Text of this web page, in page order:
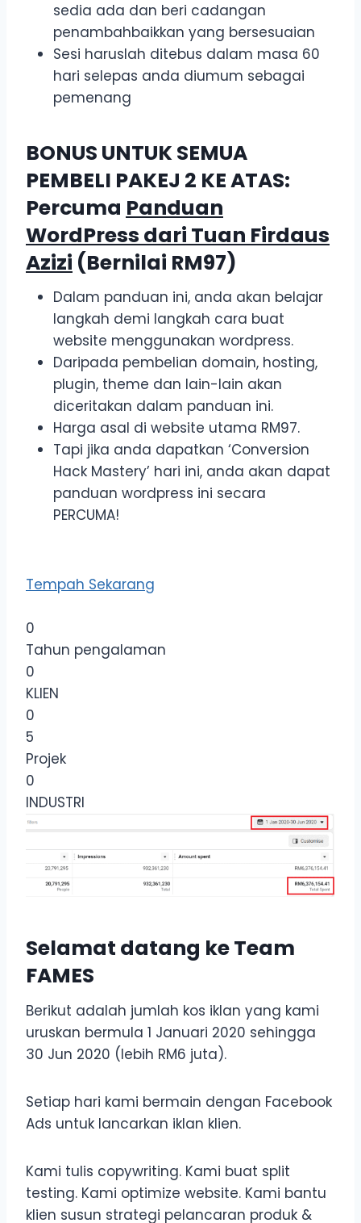
sedia ada dan beri cadangan
penambahbaikkan yang bersesuaian
Sesi haruslah ditebus dalam masa 60
hari selepas anda diumum sebagai
pemenang
BONUS UNTUK SEMUA
PEMBELI PAKEJ 2 KE ATAS:
Percuma Panduan
WordPress dari Tuan Firdaus
Azizi (Bernilai RM97)
Dalam panduan ini, anda akan belajar
langkah demi langkah cara buat
website menggunakan wordpress.
Daripada pembelian domain, hosting,
plugin, theme dan lain-lain akan
diceritakan dalam panduan ini.
Harga asal di website utama RM97.
Tapi jika anda dapatkan ‘Conversion
Hack Mastery’ hari ini, anda akan dapat
panduan wordpress ini secara
PERCUMA!
Tempah Sekarang
0
Tahun pengalaman
0
KLIEN
0
5
Projek
0
INDUSTRI
Selamat datang ke Team
FAMES
Berikut adalah jumlah kos iklan yang kami
uruskan bermula 1 Januari 2020 sehingga
30 Jun 2020 (lebih RM6 juta).
Setiap hari kami bermain dengan Facebook
Ads untuk lancarkan iklan klien.
Kami tulis copywriting. Kami buat split
testing. Kami optimize website. Kami bantu
klien susun strategi pelancaran produk &